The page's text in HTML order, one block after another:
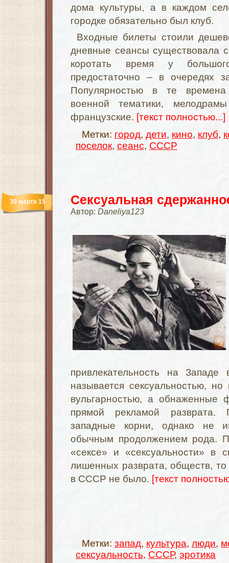
дома культуры, а в каждом
городке обязательно был клуб.
Входные билеты стоили
дневные сеансы существовала
коротать время у
предостаточно – в очередях
Популярностью в те
военной тематики,
французские. [текст полностью...]
Метки: город, дети, кино, клуб,
поселок, сеанс, СССР
Сексуальная
Автор: Daneliya123
30 марта 15
привлекательность на Западе
называется сексуальностью,
вульгарностью, а
прямой рекламой разврата.
западные корни, однако не
обычным продолжением рода.
«сексе» и «сексуальности» в
лишенных разврата, обществ, то
в СССР не было. [текст
Метки: запад, культура, люди,
сексуальность, СССР, эротика